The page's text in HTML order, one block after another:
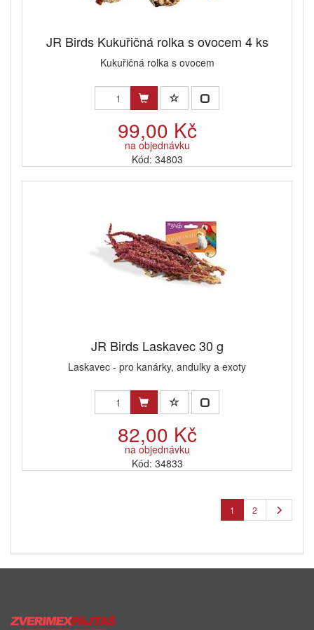
JR Birds Kukuřičná rolka s ovocem 4 ks
Kukuřičná rolka s ovocem
99,00 Kč
na objednávku
Kód: 34803
JR Birds Laskavec 30 g
Laskavec - pro kanárky, andulky a exoty
82,00 Kč
na objednávku
Kód: 34833
1 2